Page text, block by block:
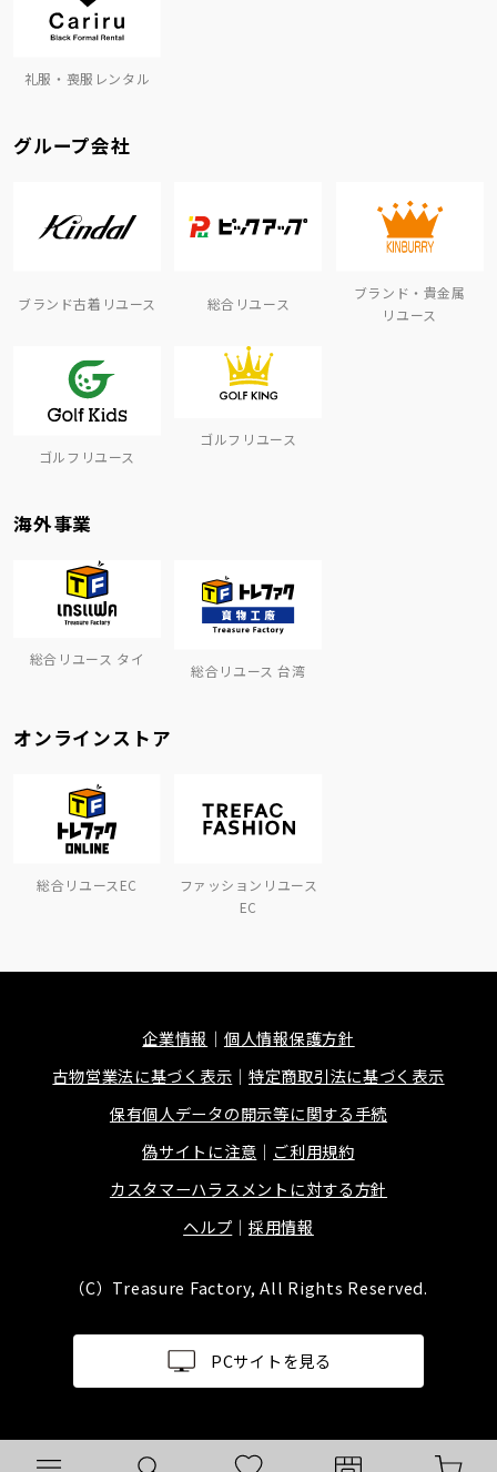
礼服・喪服レンタル
グループ会社
ブランド古着リユース 総合リユース
ブランド・貴金属
リユース
ゴルフリユース
ゴルフリユース
海外事業
総合リユース タイ
総合リユース 台湾
オンラインストア
総合リユースEC
ファッションリユース
EC
企業情報
個人情報保護方針
古物営業法に基づく表示
特定商取引法に基づく表示
保有個人データの開示等に関する手続
偽サイトに注意
ご利用規約
カスタマーハラスメントに対する方針
ヘルプ
採用情報
（C）Treasure Factory, All Rights Reserved.
PCサイトを見る